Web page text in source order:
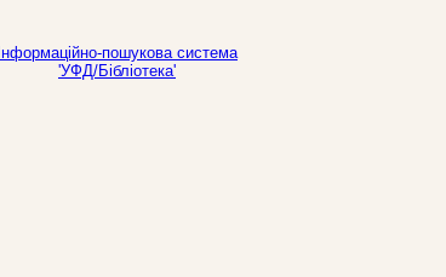
Інформаційно-пошукова система
'УФД/Бібліотека'